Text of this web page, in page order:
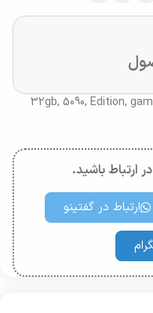
32gb, 5090, Edition,
ارتباط باشید.
ارتباط در گفتینو